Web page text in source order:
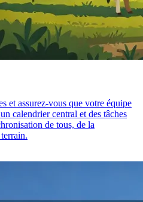
et assurez-vous que votre équipe
calendrier central et des tâches
de tous, de la